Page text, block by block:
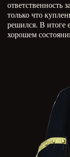
ответственность
только что
решился. В итоге
хорошем